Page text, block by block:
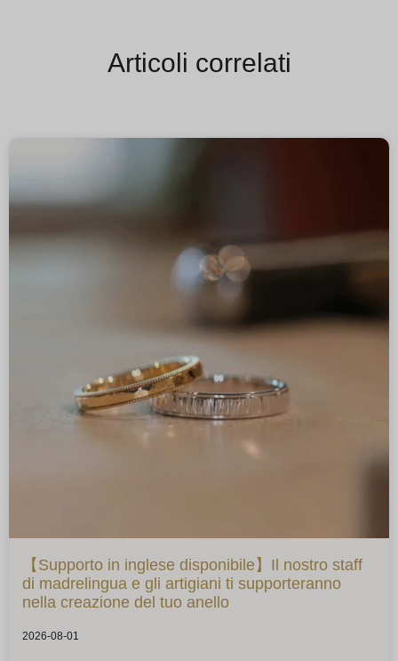
Articoli correlati
【Supporto in inglese disponibile】Il nostro staff
di madrelingua e gli artigiani ti supporteranno
nella creazione del tuo anello
2026-08-01